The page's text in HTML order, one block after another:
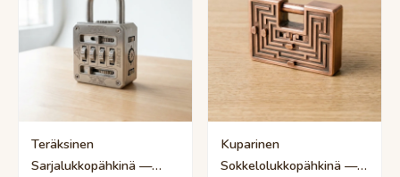
Teräksinen
Sarjalukkopähkinä —
Kuparinen
Sokkelolukkopähkinä —